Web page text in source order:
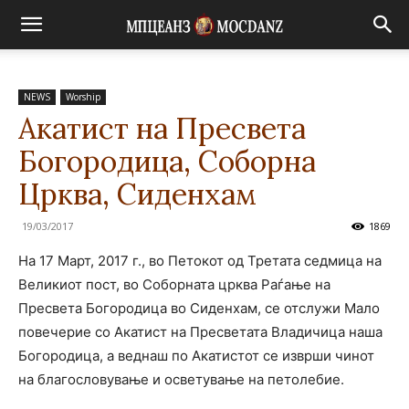
NEWS Worship
Акатист на Пресвета
Богородица, Соборна
Црква, Сиденхам
19/03/2017 1869
На 17 Март, 2017 г., во Петокот од Третата седмица на
Великиот пост, во Соборната црква Раѓање на
Пресвета Богородица во Сиденхам, се отслужи Мало
повечерие со Акатист на Пресветата Владичица наша
Богородица, а веднаш по Акатистот се изврши чинот
на благословување и осветување на петолебие.